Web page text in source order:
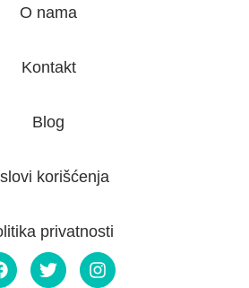
O nama
Kontakt
Blog
korišćenja
privatnosti